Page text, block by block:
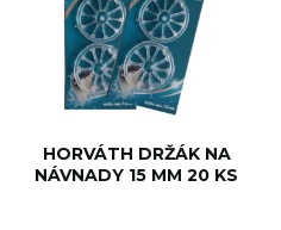
HORVÁTH DRŽÁK NA
NÁVNADY 15 MM 20 KS